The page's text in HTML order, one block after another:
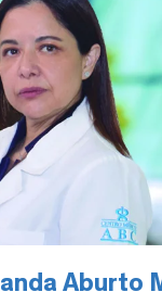
Aburto